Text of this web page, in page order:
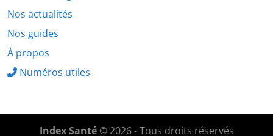
Nos actualités
Nos guides
À propos
Numéros utiles
Index Santé© 2026 - Tous droits réservés